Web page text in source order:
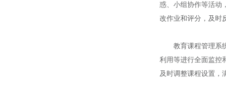
惑、小组协作等活动
改作业和评分，及时
教育课程管理系统
利用等进行全面监控
及时调整课程设置，